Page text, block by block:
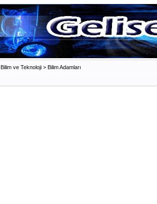
Bilim ve Teknoloji > Bilim Adamları